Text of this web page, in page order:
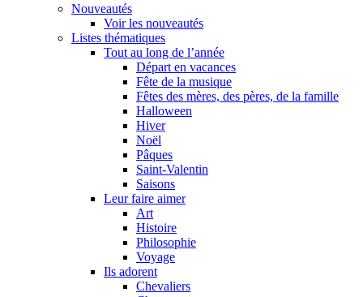
Nouveautés
Voir les nouveautés
Listes thématiques
Tout au long de l’année
Départ en vacances
Fête de la musique
Fêtes des mères, des pères, de la famille
Halloween
Hiver
Noël
Pâques
Saint-Valentin
Saisons
Leur faire aimer
Art
Histoire
Philosophie
Voyage
Ils adorent
Chevaliers